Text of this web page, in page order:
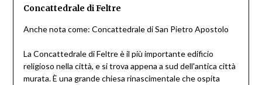
Concattedrale di Feltre
Anche nota come: Concattedrale di San Pietro Apostolo
La Concattedrale di Feltre è il più importante edificio
religioso nella città, e si trova appena a sud dell'antica città
murata. È una grande chiesa rinascimentale che ospita